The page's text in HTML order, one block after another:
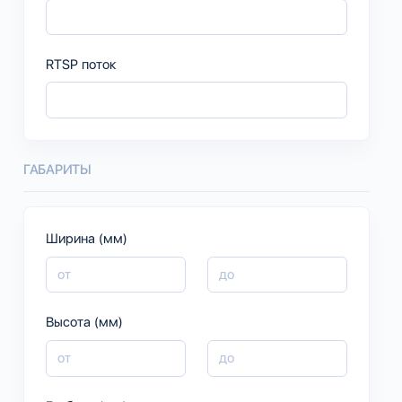
RTSP поток
ГАБАРИТЫ
Ширина (мм)
Высота (мм)